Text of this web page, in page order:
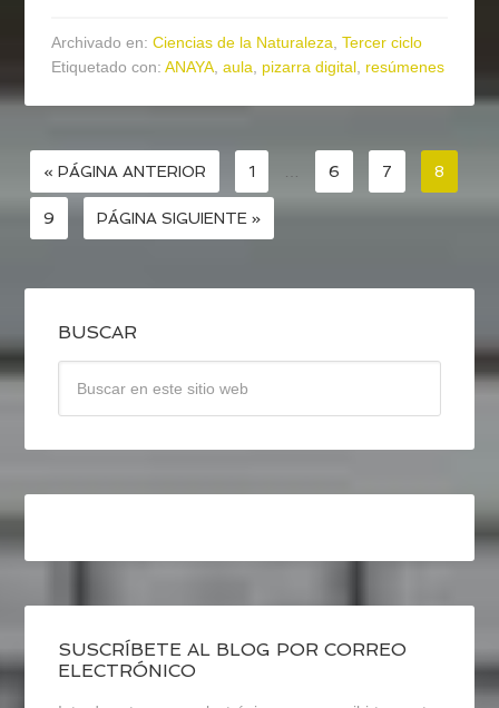
Archivado en:Ciencias de la Naturaleza,Tercer ciclo
Etiquetado con:ANAYA,aula, pizarra digital, resúmenes
« PÁGINA ANTERIOR 1 … 6 7 8
9 PÁGINA SIGUIENTE »
BUSCAR
SUSCRÍBETE AL BLOG POR CORREO
ELECTRÓNICO